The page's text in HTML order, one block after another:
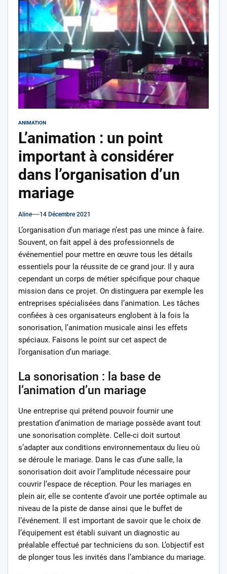
ANIMATION
L’animation : un point
important à considérer
dans l’organisation d’un
mariage
Aline 14 Décembre 2021
L’organisation d’un mariage n’est pas une mince à faire.
Souvent, on fait appel à des professionnels de
événementiel pour mettre en œuvre tous les détails
essentiels pour la réussite de ce grand jour. Il y aura
cependant un corps de métier spécifique pour chaque
mission dans ce projet. On distinguera par exemple les
entreprises spécialisées dans l’animation. Les tâches
confiées à ces organisateurs englobent à la fois la
sonorisation, l’animation musicale ainsi les effets
spéciaux. Faisons le point sur cet aspect de
l’organisation d’un mariage.
La sonorisation : la base de
l’animation d’un mariage
Une entreprise qui prétend pouvoir fournir une
prestation d’animation de mariage possède avant tout
une sonorisation complète. Celle-ci doit surtout
s’adapter aux conditions environnementaux du lieu où
se déroule le mariage. Dans le cas d’une salle, la
sonorisation doit avoir l’amplitude nécessaire pour
couvrir l’espace de réception. Pour les mariages en
plein air, elle se contente d’avoir une portée optimale au
niveau de la piste de danse ainsi que le buffet de
l’événement. Il est important de savoir que le choix de
l’équipement est établi suivant un diagnostic au
préalable effectué par techniciens du son. L’objectif est
de plonger tous les invités dans l’ambiance du mariage.